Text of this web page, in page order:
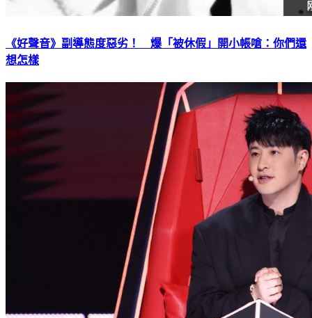
《好聲音》副導態度惡劣！ 爆「被休假」開小帳嗆：你們還
想怎樣